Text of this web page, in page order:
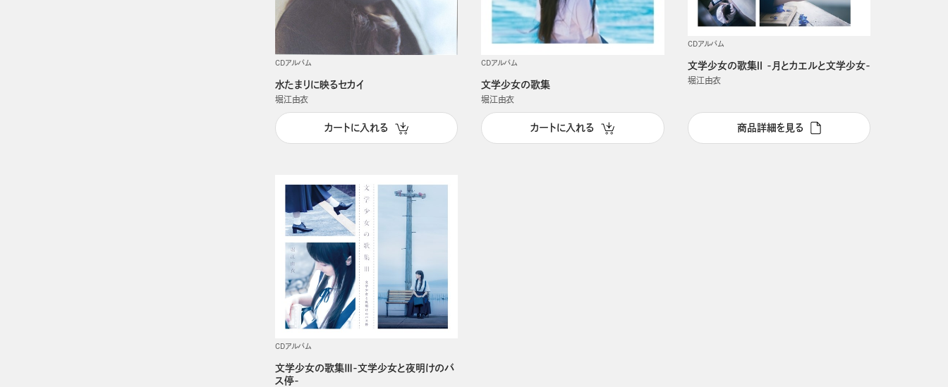
CDアルバム
水たまりに映るセカイ
堀江由衣
カートに入れる
CDアルバム
文学少女の歌集
堀江由衣
カートに入れる
CDアルバム
文学少女の歌集Ⅱ -月とカエルと文学少女-
堀江由衣
商品詳細を見る
CDアルバム
文学少女の歌集Ⅲ-文学少女と夜明けのバ
ス停-